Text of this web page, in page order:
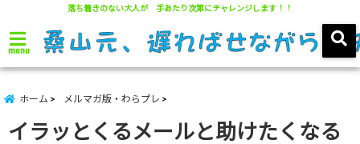
落ち着きのない大人が 手あたり次第にチャレンジします！！
menu
ホーム メルマガ版・わらプレ
イラッとくるメールと助けたくなる